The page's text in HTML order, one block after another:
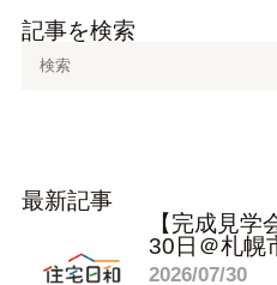
記事を検索
最新記事
【完成見学
30日＠札幌
2026/07/30